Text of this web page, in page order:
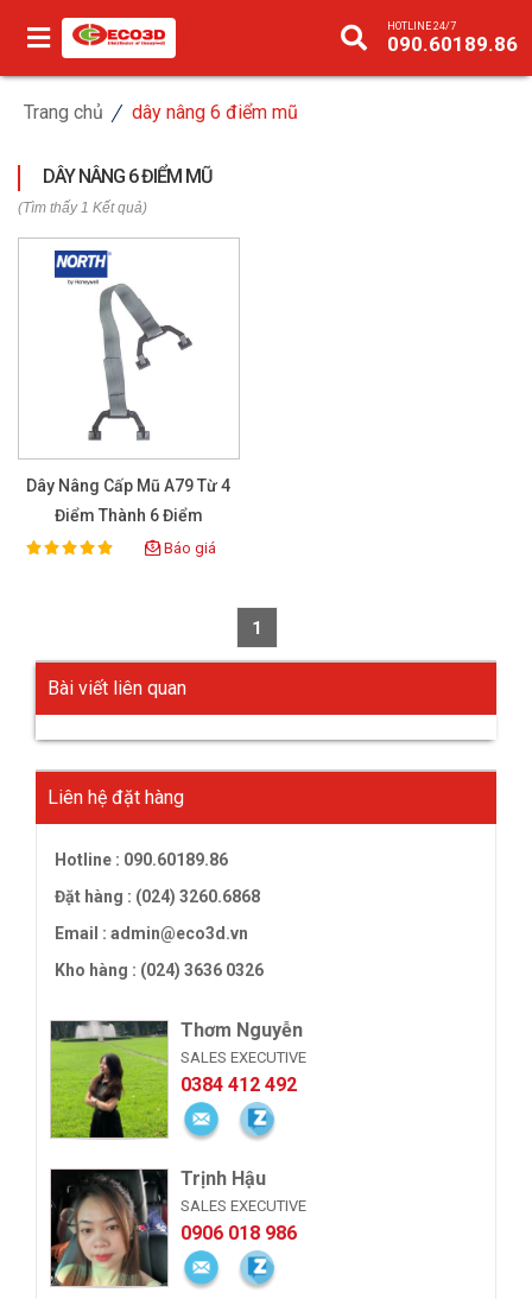
HOTLINE 24/7
090.60189.86
Trang chủ dây nâng 6 điểm mũ
DÂY NÂNG 6 ĐIỂM MŨ
(Tìm thấy 1 Kết quả)
Dây Nâng Cấp Mũ A79 Từ 4
Điểm Thành 6 Điểm
Rating:
100% Báo giá
1
Bài viết liên quan
Liên hệ đặt hàng
Hotline : 090.60189.86
Đặt hàng : (024) 3260.6868
Email : admin@eco3d.vn
Kho hàng : (024) 3636 0326
Thơm Nguyễn
SALES EXECUTIVE
0384 412 492
Trịnh Hậu
SALES EXECUTIVE
0906 018 986